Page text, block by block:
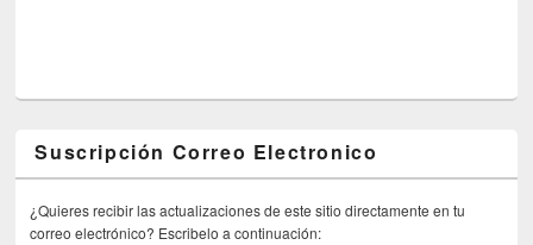
Suscripción Correo Electronico
¿Quieres recibir las actualizaciones de este sitio directamente en tu
correo electrónico? Escribelo a continuación: